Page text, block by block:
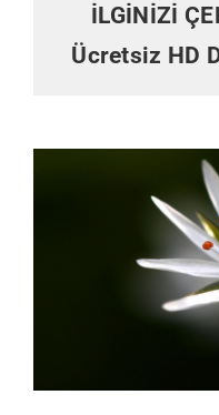
İLGİNİZİ
Ücretsiz HD